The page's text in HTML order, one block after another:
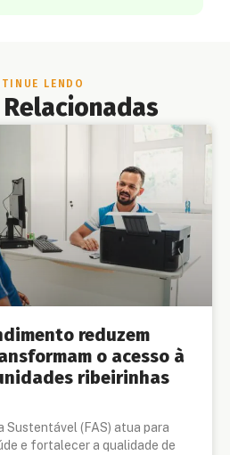
LENDO
reduzem
o acesso à
ribeirinhas
Sustentável (FAS) atua para
e fortalecer a qualidade de